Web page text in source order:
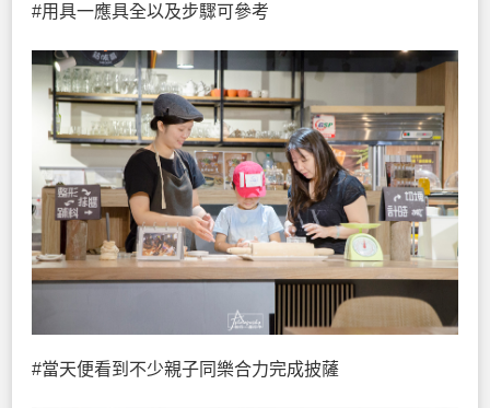
#用具一應具全以及步驟可參考
#當天便看到不少親子同樂合力完成披薩